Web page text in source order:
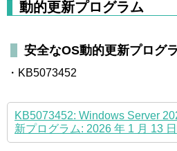
動的更新プログラム
安全なOS動的更新プログ
・KB5073452
KB5073452: Windows Server
新プログラム: 2026 年 1 月 13 日